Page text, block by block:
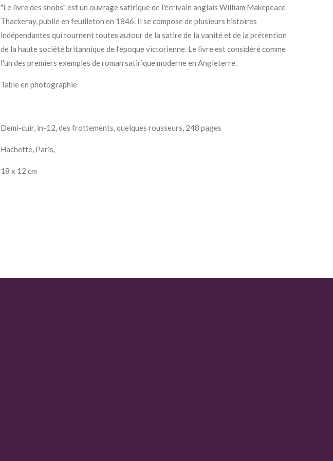
"Le livre des snobs" est un ouvrage satirique de l'écrivain anglais William Makepeace
Thackeray, publié en feuilleton en 1846. Il se compose de plusieurs histoires
indépendantes qui tournent toutes autour de la satire de la vanité et de la prétention
de la haute société britannique de l'époque victorienne. Le livre est considéré comme
l'un des premiers exemples de roman satirique moderne en Angleterre.
Table en photographie
Demi-cuir, in-12, des frottements, quelques rousseurs, 248 pages
Hachette, Paris,
18 x 12 cm